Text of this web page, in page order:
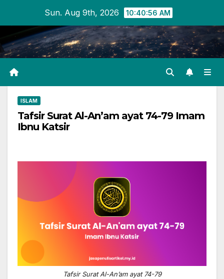
content
Sun. Aug 9th, 2026 10:40:57 AM
ISLAM
Tafsir Surat Al-An’am ayat 74-79 Imam
Ibnu Katsir
Tafsir Surat Al-An’am ayat 74-79